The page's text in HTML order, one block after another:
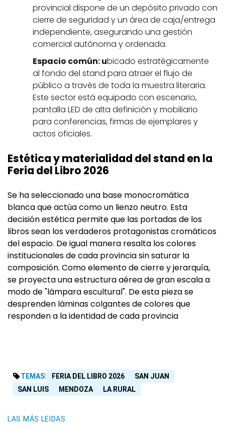
provincial dispone de un depósito privado con
cierre de seguridad y un área de caja/entrega
independiente, asegurando una gestión
comercial autónoma y ordenada.
Espacio común: ubicado estratégicamente
al fondo del stand para atraer el flujo de
público a través de toda la muestra literaria.
Este sector está equipado con escenario,
pantalla LED de alta definición y mobiliario
para conferencias, firmas de ejemplares y
actos oficiales.
Estética y materialidad del stand en la
Feria del Libro 2026
Se ha seleccionado una base monocromática
blanca que actúa como un lienzo neutro. Esta
decisión estética permite que las portadas de los
libros sean los verdaderos protagonistas cromáticos
del espacio. De igual manera resalta los colores
institucionales de cada provincia sin saturar la
composición. Como elemento de cierre y jerarquía,
se proyecta una estructura aérea de gran escala a
modo de "lámpara escultural". De esta pieza se
desprenden láminas colgantes de colores que
responden a la identidad de cada provincia
TEMAS: FERIA DEL LIBRO 2026
SAN JUAN
SAN LUIS
MENDOZA LA RURAL
LAS MÁS LEIDAS